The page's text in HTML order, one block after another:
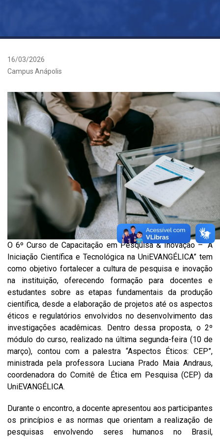
16/03/2026
Campus Anápolis
O 6º Curso de Capacitação em Pesquisa & Inovação – “A
Iniciação Científica e Tecnológica na UniEVANGÉLICA” tem
como objetivo fortalecer a cultura de pesquisa e inovação
na instituição, oferecendo formação para docentes e
estudantes sobre as etapas fundamentais da produção
científica, desde a elaboração de projetos até os aspectos
éticos e regulatórios envolvidos no desenvolvimento das
investigações acadêmicas. Dentro dessa proposta, o 2º
módulo do curso, realizado na última segunda-feira (10 de
março), contou com a palestra “Aspectos Éticos: CEP”,
ministrada pela professora Luciana Prado Maia Andraus,
coordenadora do Comitê de Ética em Pesquisa (CEP) da
UniEVANGÉLICA.
Durante o encontro, a docente apresentou aos participantes
os princípios e as normas que orientam a realização de
pesquisas envolvendo seres humanos no Brasil,